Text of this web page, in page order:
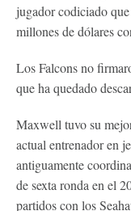
jugador codiciado
millones de dólares
Los Falcons no
que ha quedado
Maxwell tuvo su
actual entrenador en
antiguamente
de sexta ronda en el
partidos con los